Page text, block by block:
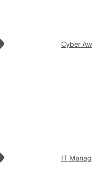
Cyber
IT